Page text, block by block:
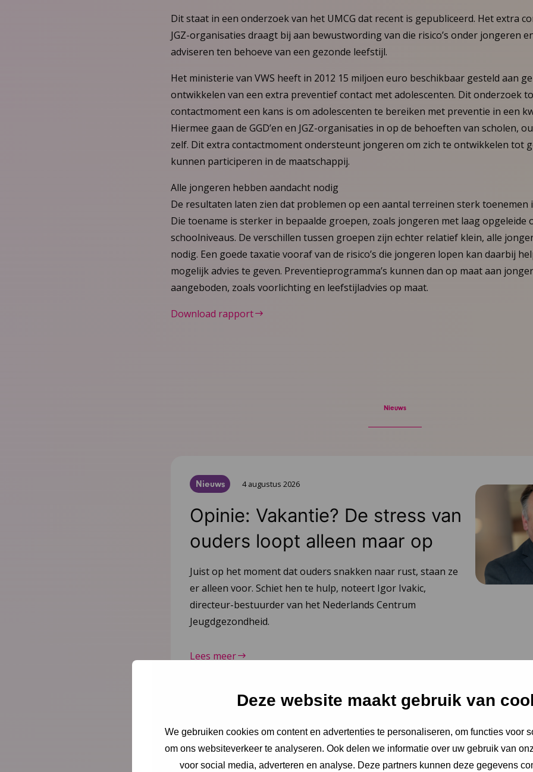
Deze website maakt gebruik van
We gebruiken cookies om content en advertenties te personaliseren, om functies voor
om ons websiteverkeer te analyseren. Ook delen we informatie over uw gebruik van
voor social media, adverteren en analyse. Deze partners kunnen deze gegevens
Dit staat in een onderzoek van het UMCG dat recent is gepubliceerd. Het extra
JGZ-organisaties draagt bij aan bewustwording van die risico’s onder jongeren
adviseren ten behoeve van een gezonde leefstijl.
Het ministerie van VWS heeft in 2012 15 miljoen euro beschikbaar gesteld aan
ontwikkelen van een extra preventief contact met adolescenten. Dit onderzoek
contactmoment een kans is om adolescenten te bereiken met preventie in een
Hiermee gaan de GGD’en en JGZ-organisaties in op de behoeften van scholen,
zelf. Dit extra contactmoment ondersteunt jongeren om zich te ontwikkelen tot
kunnen participeren in de maatschappij.
Alle jongeren hebben aandacht nodig
De resultaten laten zien dat problemen op een aantal terreinen sterk toenemen
Die toename is sterker in bepaalde groepen, zoals jongeren met laag opgeleide
schoolniveaus. De verschillen tussen groepen zijn echter relatief klein, alle
nodig. Een goede taxatie vooraf van de risico’s die jongeren lopen kan daarbij
mogelijk advies te geven. Preventieprogramma’s kunnen dan op maat aan
aangeboden, zoals voorlichting en leefstijladvies op maat.
Download rapport
Nieuws
Nieuws 4 augustus 2026
Opinie: Vakantie? De stress van
ouders loopt alleen maar op
Juist op het moment dat ouders snakken naar rust, staan ze
er alleen voor. Schiet hen te hulp, noteert Igor Ivakic,
directeur-bestuurder van het Nederlands Centrum
Jeugdgezondheid.
Lees meer
Nieuws 21 juli 2026
Vernieuwing JGZ-richtlijnen